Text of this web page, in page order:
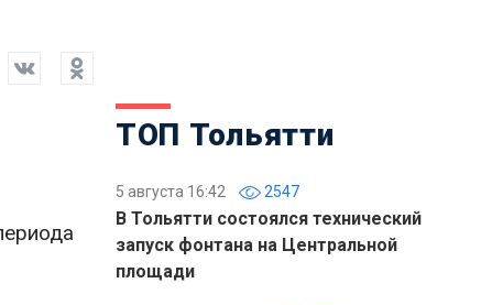
ТОП Тольятти
5 августа 16:42 2547
В Тольятти состоялся технический
запуск фонтана на Центральной
площади